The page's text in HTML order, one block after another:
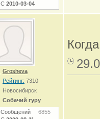
С 2010-03-04
Grosheva
Рейтинг: 7310
Новосибирск
Собачий гуру
Сообщений 6855